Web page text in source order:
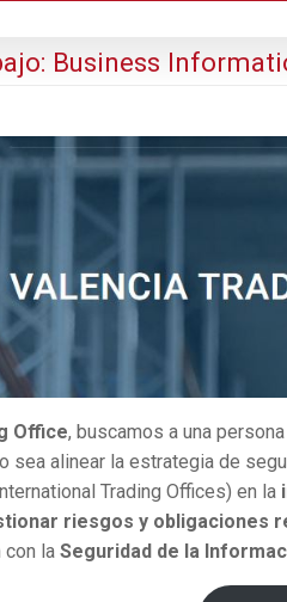
Business
Office, buscamos a una
sea alinear la estrategia de
Trading Offices) en la
riesgos y obligaciones
con la Seguridad de la